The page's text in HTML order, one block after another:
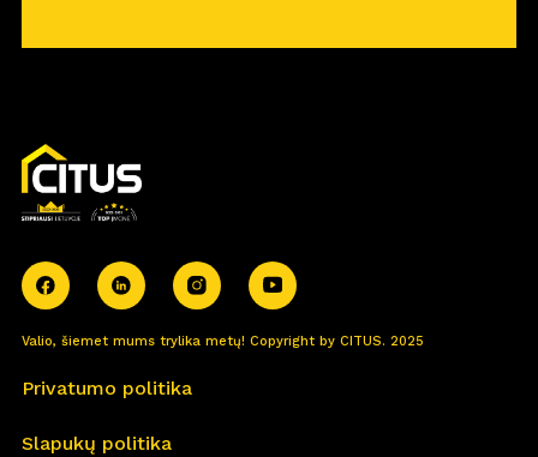
Valio, šiemet mums trylika metų! Copyright by CITUS. 2025
Privatumo politika
Slapukų politika